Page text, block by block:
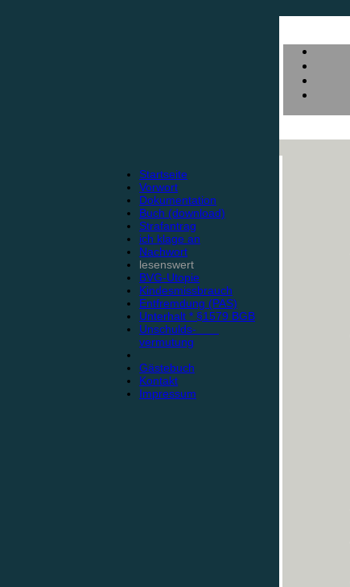
Startseite
Vorwort
Dokumentation
Buch (download)
Strafantrag
ich klage an
Nachwort
lesenswert
BVG-Utopie
Kindesmissbrauch
Entfremdung (PAS)
Unterhalt * §1579 BGB
Unschulds-
vermutung
Gästebuch
Kontakt
Impressum